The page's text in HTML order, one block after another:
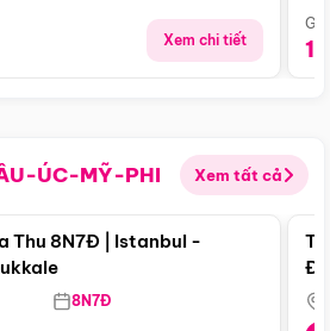
Xem chi tiết
ÚC-MỸ-PHI Xem tất cả
Điểm nổi bật
Thu 8N7Đ | Istanbul -
8N7Đ